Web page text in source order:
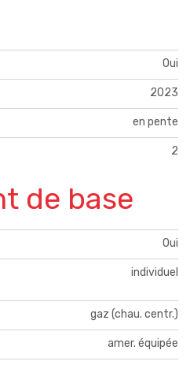
Oui
2023
en pente
2
de base
Oui
individuel
gaz (chau. centr.)
amer. équipée